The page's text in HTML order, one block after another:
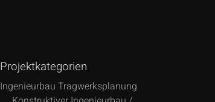
Projektkategorien
Ingenieurbau Tragwerksplanung